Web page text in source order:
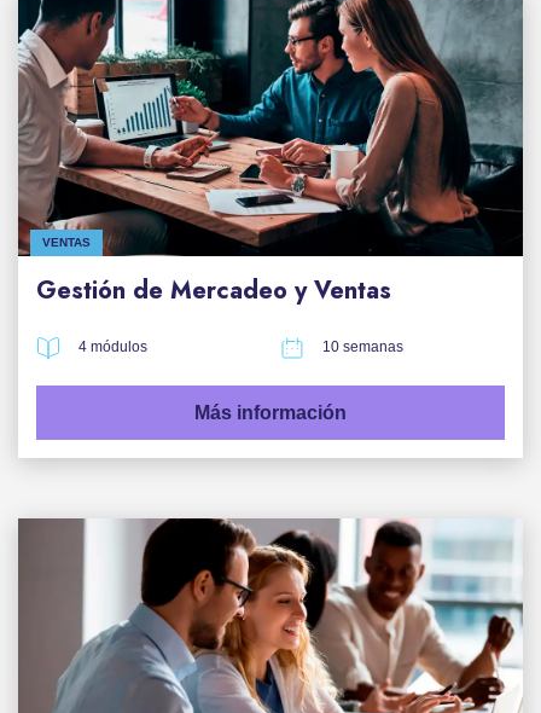
VENTAS
Gestión de Mercadeo y Ventas
4 módulos 10 semanas
Más información